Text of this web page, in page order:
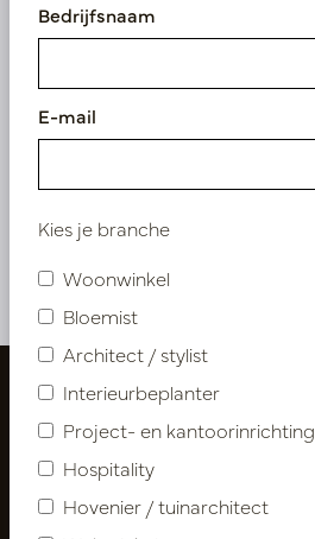
Op voorraad
PV50.613153
Bedrijfsnaam
E-mail
Kies je branche
Woonwinkel
Bloemist
Architect / stylist
Interieurbeplanter
Project- en kantoorinrichting
Hospitality
Hovenier / tuinarchitect